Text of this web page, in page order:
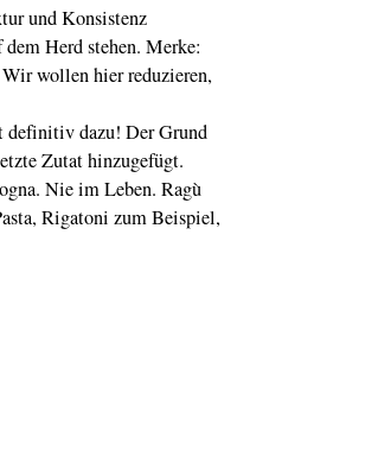
und Konsistenz
Herd stehen. Merke:
wollen hier reduzieren,
dazu! Der Grund
Zutat hinzugefügt.
Nie im Leben. Ragù
Rigatoni zum Beispiel,